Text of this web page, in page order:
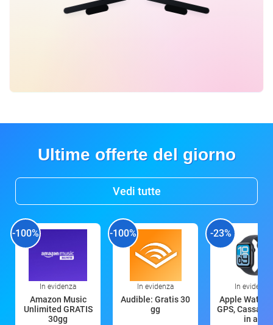
Ultime offerte del giorno
Vedi tutte
-100%
In evidenza
Amazon Music
Unlimited GRATIS
30gg
-100%
In evidenza
Audible: Gratis 30
gg
-23%
In evidenza
Apple Watch
GPS, Cassa
in all